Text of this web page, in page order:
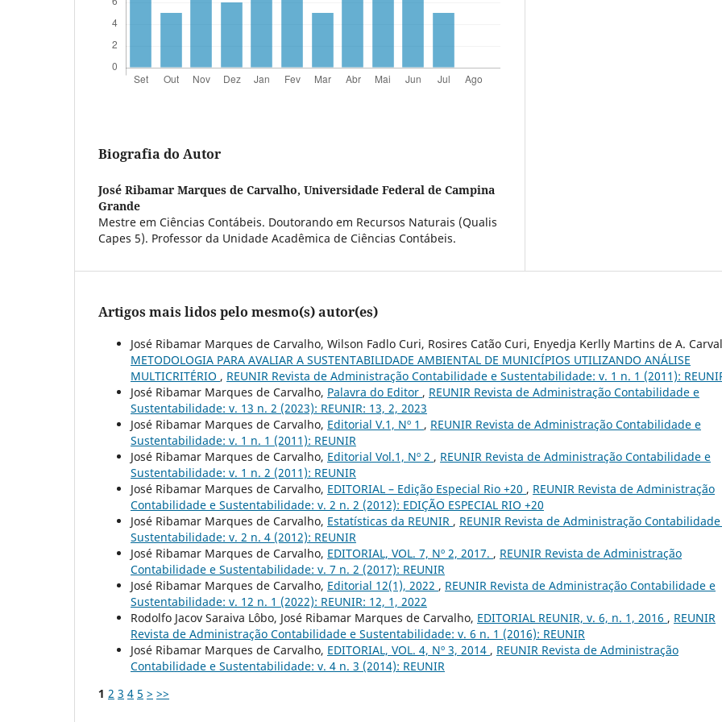
Biografia do Autor
José Ribamar Marques de Carvalho, Universidade Federal de Campina
Grande
Mestre em Ciências Contábeis. Doutorando em Recursos Naturais (Qualis
Capes 5). Professor da Unidade Acadêmica de Ciências Contábeis.
Artigos mais lidos pelo mesmo(s) autor(es)
José Ribamar Marques de Carvalho, Wilson Fadlo Curi, Rosires Catão Curi, Enyedja Kerlly Martins de A.
METODOLOGIA PARA AVALIAR A SUSTENTABILIDADE AMBIENTAL DE MUNICÍPIOS UTILIZANDO ANÁLISE
MULTICRITÉRIO , REUNIR Revista de Administração Contabilidade e Sustentabilidade: v. 1 n. 1 (2011):
José Ribamar Marques de Carvalho, Palavra do Editor , REUNIR Revista de Administração Contabilidade e
Sustentabilidade: v. 13 n. 2 (2023): REUNIR: 13, 2, 2023
José Ribamar Marques de Carvalho, Editorial V.1, Nº 1 , REUNIR Revista de Administração Contabilidade e
Sustentabilidade: v. 1 n. 1 (2011): REUNIR
José Ribamar Marques de Carvalho, Editorial Vol.1, Nº 2 , REUNIR Revista de Administração Contabilidade e
Sustentabilidade: v. 1 n. 2 (2011): REUNIR
José Ribamar Marques de Carvalho, EDITORIAL – Edição Especial Rio +20 , REUNIR Revista de Administração
Contabilidade e Sustentabilidade: v. 2 n. 2 (2012): EDIÇÃO ESPECIAL RIO +20
José Ribamar Marques de Carvalho, Estatísticas da REUNIR , REUNIR Revista de Administração
Sustentabilidade: v. 2 n. 4 (2012): REUNIR
José Ribamar Marques de Carvalho, EDITORIAL, VOL. 7, Nº 2, 2017. , REUNIR Revista de Administração
Contabilidade e Sustentabilidade: v. 7 n. 2 (2017): REUNIR
José Ribamar Marques de Carvalho, Editorial 12(1), 2022 , REUNIR Revista de Administração Contabilidade e
Sustentabilidade: v. 12 n. 1 (2022): REUNIR: 12, 1, 2022
Rodolfo Jacov Saraiva Lôbo, José Ribamar Marques de Carvalho, EDITORIAL REUNIR, v. 6, n. 1, 2016 , REUNIR
Revista de Administração Contabilidade e Sustentabilidade: v. 6 n. 1 (2016): REUNIR
José Ribamar Marques de Carvalho, EDITORIAL, VOL. 4, Nº 3, 2014 , REUNIR Revista de Administração
Contabilidade e Sustentabilidade: v. 4 n. 3 (2014): REUNIR
1 2 3 4 5 > >>